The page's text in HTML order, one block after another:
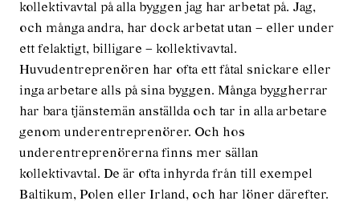
kollektivavtal på alla byggen jag har arbetat på. Jag,
och många andra, har dock arbetat utan – eller under
ett felaktigt, billigare – kollektivavtal.
Huvudentreprenören har ofta ett fåtal snickare eller
inga arbetare alls på sina byggen. Många byggherrar
har bara tjänstemän anställda och tar in alla arbetare
genom underentreprenörer. Och hos
underentreprenörerna finns mer sällan
kollektivavtal. De är ofta inhyrda från till exempel
Baltikum, Polen eller Irland, och har löner därefter.